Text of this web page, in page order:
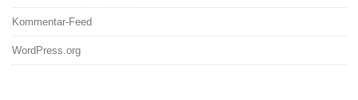
Kommentar-Feed
WordPress.org